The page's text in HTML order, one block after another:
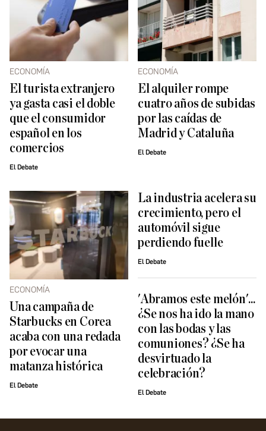
ECONOMÍA
El turista extranjero
ya gasta casi el doble
que el consumidor
español en los
comercios
El Debate
ECONOMÍA
El alquiler rompe
cuatro años de subidas
por las caídas de
Madrid y Cataluña
El Debate
ECONOMÍA
Una campaña de
Starbucks en Corea
acaba con una redada
por evocar una
matanza histórica
El Debate
La industria acelera su
crecimiento, pero el
automóvil sigue
perdiendo fuelle
El Debate
'Abramos este melón'...
¿Se nos ha ido la mano
con las bodas y las
comuniones? ¿Se ha
desvirtuado la
celebración?
El Debate